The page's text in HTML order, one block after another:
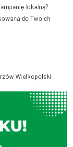
lokalną?
do Twoich
Wielkopolski